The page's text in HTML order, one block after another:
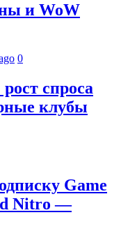
и WoW
0
спроса
клубы
Game
Nitro —